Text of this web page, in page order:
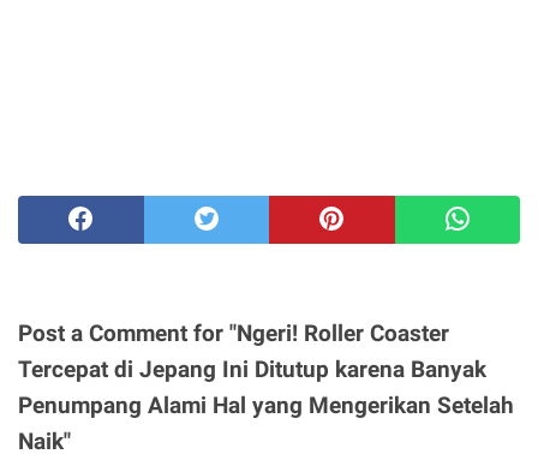
Post a Comment for "Ngeri! Roller Coaster
Tercepat di Jepang Ini Ditutup karena Banyak
Penumpang Alami Hal yang Mengerikan Setelah
Naik"